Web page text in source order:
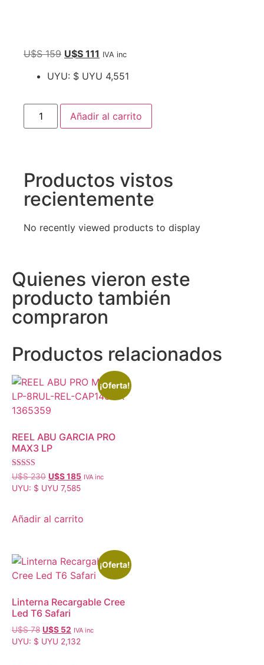
U$S159 U$S 111 IVA inc
UYU: $ UYU 4,551
Añadir al carrito
Productos vistos
recientemente
No recently viewed products to display
Quienes vieron este
producto también
compraron
Productos relacionados
¡Oferta!
REEL ABU GARCIA PRO
MAX3 LP
Valorado con
5.00
de 5
U$S230 U$S185 IVA inc
UYU: $ UYU 7,585
Añadir al carrito
¡Oferta!
Linterna Recargable Cree
Led T6 Safari
U$S78 U$S 52 IVA inc
UYU: $ UYU 2,132